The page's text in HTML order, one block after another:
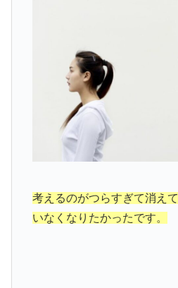
考えるのがつらすぎて消えて
いなくなりたかったです。